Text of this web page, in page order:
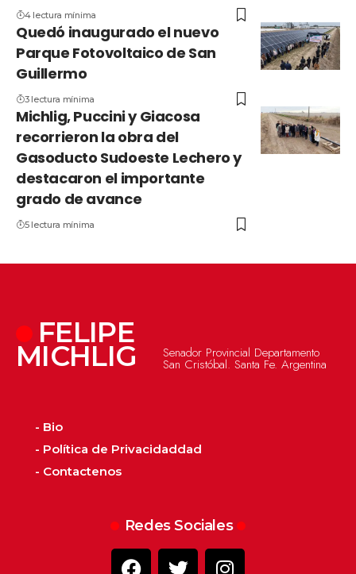
4 lectura mínima
Quedó inaugurado el nuevo
Parque Fotovoltaico de San
Guillermo
3 lectura mínima
Michlig, Puccini y Giacosa
recorrieron la obra del
Gasoducto Sudoeste Lechero y
destacaron el importante
grado de avance
5 lectura mínima
FELIPE
MICHLIG Senador Provincial Departamento
San Cristóbal. Santa Fe. Argentina
- Bio
- Política de Privacidaddad
- Contactenos
Redes Sociales